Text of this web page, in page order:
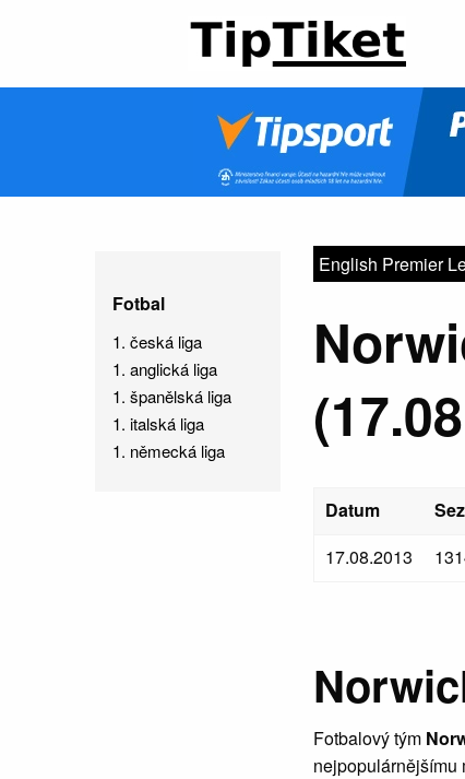
Fotbal
1. česká liga
1. anglická liga
1. španělská liga
1. italská liga
1. německá liga
English Premier
Datum
17.08.2013
Fotbalový tým
nejpopulárnějšímu